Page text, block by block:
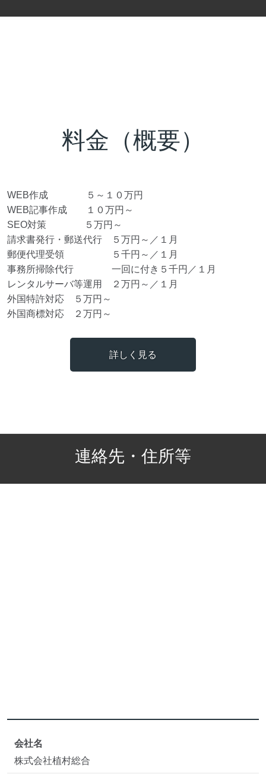
料金（概要）
WEB作成 ５～１０万円
WEB記事作成 １０万円～
SEO対策 ５万円～
請求書発行・郵送代行 ５万円～／１月
郵便代理受領 ５千円～／１月
事務所掃除代行 一回に付き５千円／１月
レンタルサーバ等運用 ２万円～／１月
外国特許対応 ５万円～
外国商標対応 ２万円～
詳しく見る
連絡先・住所等
会社名
株式会社植村総合